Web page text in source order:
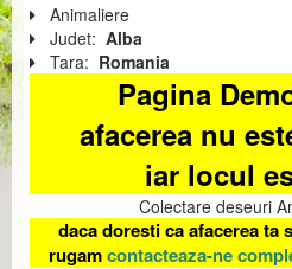
Animaliere
Judet: Alba
Tara: Romania
Pagina
afacerea nu
iar locul
Colectare deseuri
daca doresti ca afacerea ta
rugamcontacteaza-ne